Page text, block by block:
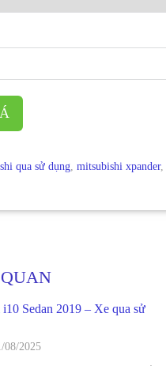
qua sử dụng, mitsubishi xpander,
Sedan 2019 – Xe qua sử
08/2025